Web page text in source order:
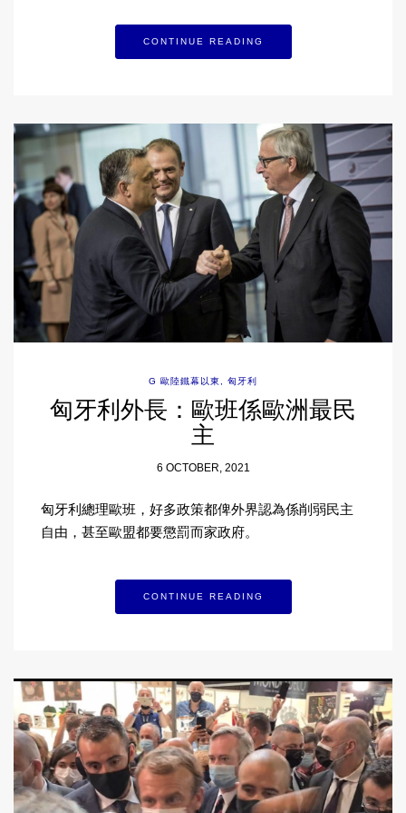
CONTINUE READING
G 歐陸鐵幕以東, 匈牙利
匈牙利外長：歐班係歐洲最民
主
6 OCTOBER, 2021
匈牙利總理歐班，好多政策都俾外界認為係削弱民主
自由，甚至歐盟都要懲罰而家政府。
CONTINUE READING